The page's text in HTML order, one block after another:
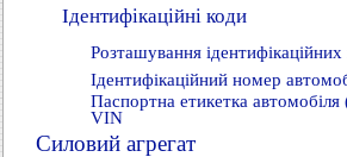
Ідентифікаційні коди
Розташування ідентифікаційних
Ідентифікаційний номер
Паспортна етикетка
VIN
Силовий агрегат